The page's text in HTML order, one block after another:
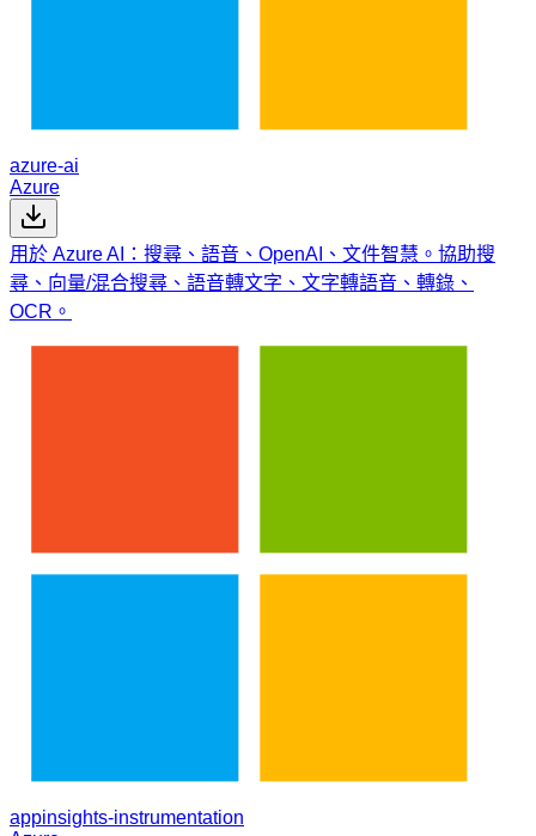
azure-ai
Azure
用於 Azure AI：搜尋、語音、OpenAI、文件智慧。協助搜
尋、向量/混合搜尋、語音轉文字、文字轉語音、轉錄、
OCR。
appinsights-instrumentation